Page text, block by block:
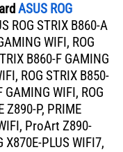
ASUS ROG
ROG STRIX B860-A
WIFI, ROG
B860-F GAMING
ROG STRIX B850-
WIFI, ROG
Z890-P, PRIME
ProArt Z890-
X870E-PLUS WIFI7,